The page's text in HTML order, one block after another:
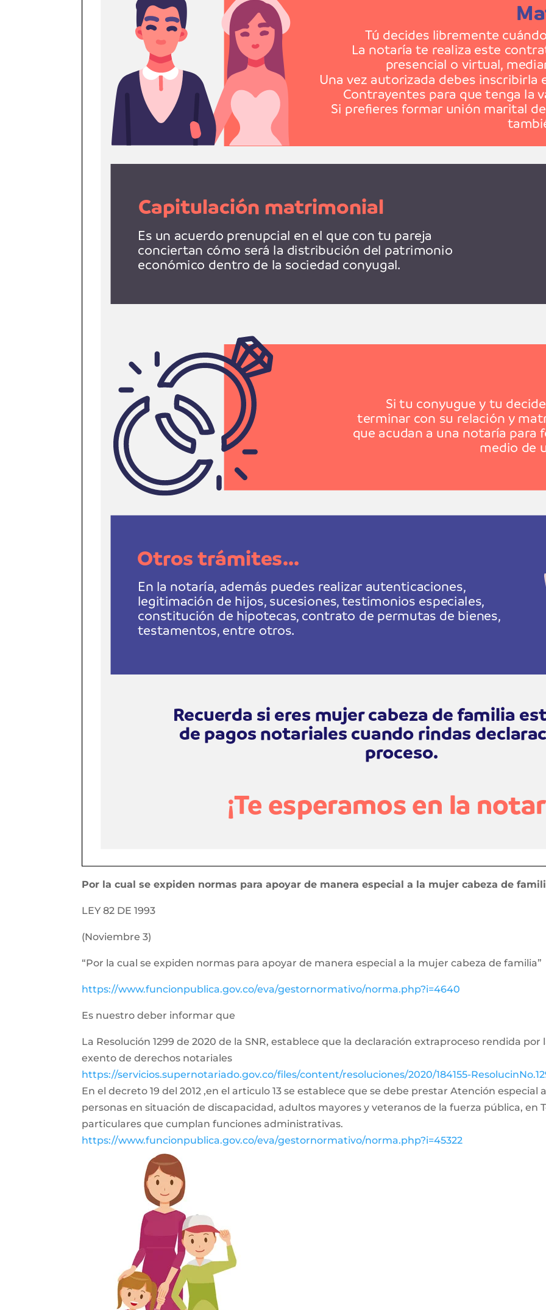
Por la cual se expiden normas para apoyar de manera especial a la mujer cabeza de
LEY 82 DE 1993
(Noviembre 3)
“Por la cual se expiden normas para apoyar de manera especial a la mujer cabeza de familia”
https://www.funcionpublica.gov.co/eva/gestornormativo/norma.php?i=4640
Es nuestro deber informar que
La Resolución 1299 de 2020 de la SNR, establece que la declaración extraproceso rendida
exento de derechos notariales
https://servicios.supernotariado.gov.co/files/content/resoluciones/2020/184155-
En el decreto 19 del 2012 ,en el articulo 13 se establece que se debe prestar Atención
personas en situación de discapacidad, adultos mayores y veteranos de la fuerza pública, en
particulares que cumplan funciones administrativas.
https://www.funcionpublica.gov.co/eva/gestornormativo/norma.php?i=45322